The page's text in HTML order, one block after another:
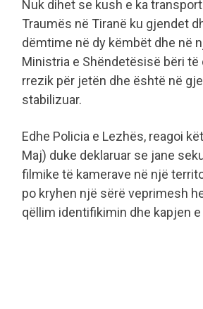
Nuk dihet se kush e ka
Traumës në Tiranë ku gjendet
dëmtime në dy këmbët dhe në
Ministria e Shëndetësisë bëri të
rrezik për jetën dhe është në
stabilizuar.
Edhe Policia e Lezhës, reagoi
Maj) duke deklaruar se jane
filmike të kamerave në një
po kryhen një sërë veprimesh
qëllim identifikimin dhe kapjen